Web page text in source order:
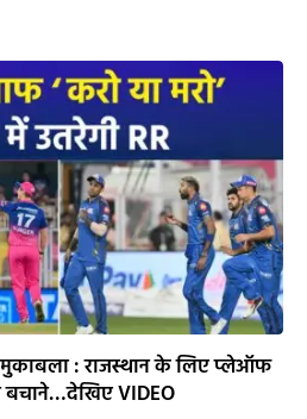
: राजस्थान के लिए प्लेऑफ
बचाने…देखिए VIDEO